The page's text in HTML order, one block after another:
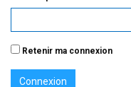
Retenir ma connexion